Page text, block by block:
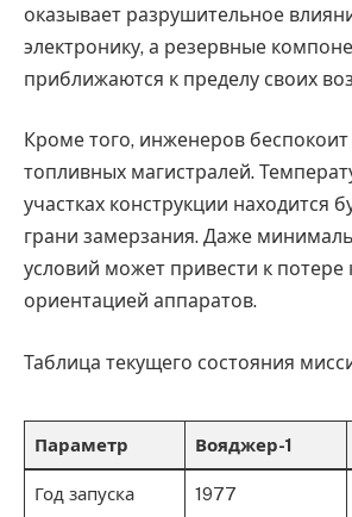
оказывает разрушительное
электронику, а резервные
приближаются к пределу своих
Кроме того, инженеров
топливных магистралей.
участках конструкции находится
грани замерзания. Даже
условий может привести к потере
ориентацией аппаратов.
Таблица текущего состояния
Параметр Вояджер-1
Год запуска 1977